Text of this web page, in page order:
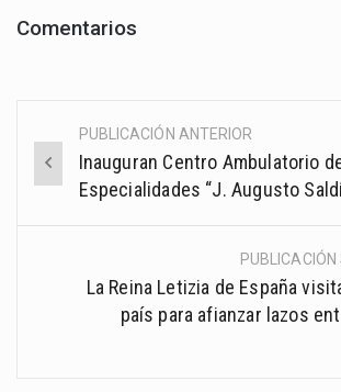
Comentarios
Post
navigation
PUBLICACIÓN ANTERIOR
Inauguran Centro Ambulatorio
Especialidades “J. Augusto
PUBLICACIÓN
La Reina Letizia de España
país para afianzar lazos